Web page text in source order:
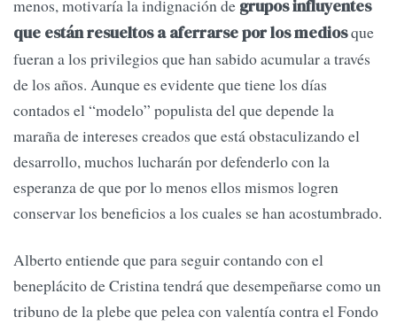
menos, motivaría la indignación de grupos influyentes
que están resueltos a aferrarse por los mediosque
fueran a los privilegios que han sabido acumular a través
de los años. Aunque es evidente que tiene los días
contados el “modelo” populista del que depende la
maraña de intereses creados que está obstaculizando el
desarrollo, muchos lucharán por defenderlo con la
esperanza de que por lo menos ellos mismos logren
conservar los beneficios a los cuales se han acostumbrado.
Alberto entiende que para seguir contando con el
beneplácito de Cristina tendrá que desempeñarse como un
tribuno de la plebe que pelea con valentía contra el Fondo